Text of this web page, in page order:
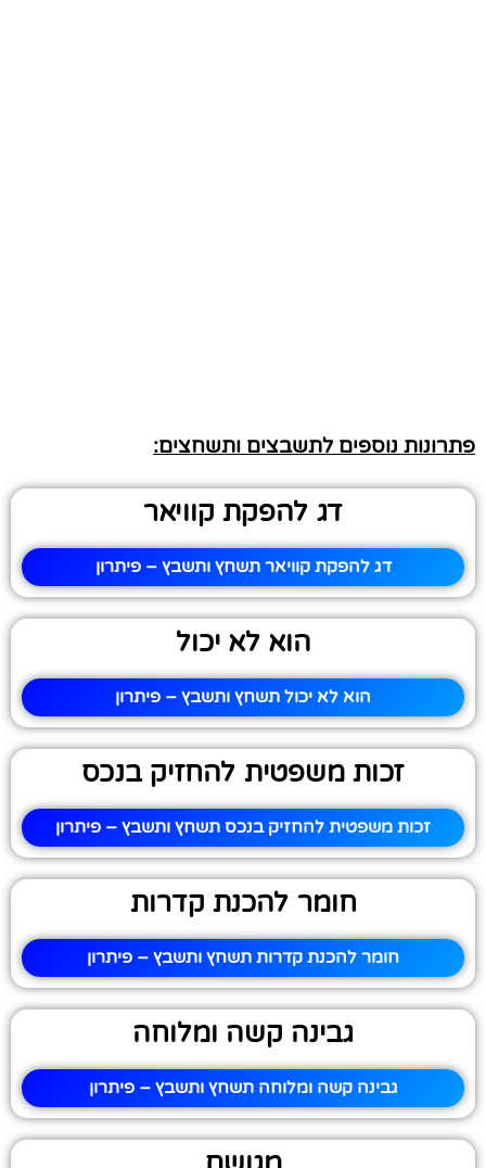
פתרונות נוספים לתשבצים ותשחצים:
דג להפקת קוויאר
דג להפקת קוויאר תשחץ ותשבץ – פיתרון
הוא לא יכול
הוא לא יכול תשחץ ותשבץ – פיתרון
זכות משפטית להחזיק בנכס
זכות משפטית להחזיק בנכס תשחץ ותשבץ – פיתרון
חומר להכנת קדרות
חומר להכנת קדרות תשחץ ותשבץ – פיתרון
גבינה קשה ומלוחה
גבינה קשה ומלוחה תשחץ ותשבץ – פיתרון